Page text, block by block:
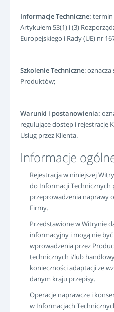
Informacje Techniczne: termin
Artykułem 53(1) i (3)
Europejskiego i Rady (UE) nr
Szkolenie Techniczne:
Produktów;
Warunki i postanowienia:
regulujące dostęp i rejestrację
Usług przez Klienta.
Informacje
Rejestracja w niniejszej
do Informacji
przeprowadzenia naprawy
Firmy.
Przedstawione w Witrynie
informacyjny i mogą nie
wprowadzenia przez
technicznych i/lub
konieczności adaptacji ze
danym kraju przepisy.
Operacje naprawcze i
w Informacjach